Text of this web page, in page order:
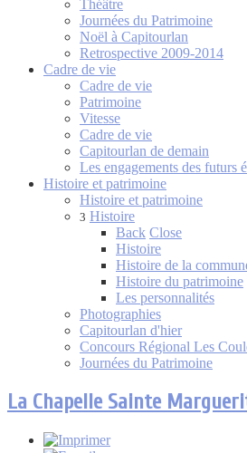
Théâtre
Journées du Patrimoine
Noël à Capitourlan
Retrospective 2009-2014
Cadre de vie
Cadre de vie
Patrimoine
Vitesse
Cadre de vie
Capitourlan de demain
Les engagements des futurs
Histoire et patrimoine
Histoire et patrimoine
3 Histoire
Back Close
Histoire
Histoire de la
Histoire du patrimoine
Les personnalités
Photographies
Capitourlan d'hier
Concours Régional Les
Journées du Patrimoine
La Chapelle Sainte